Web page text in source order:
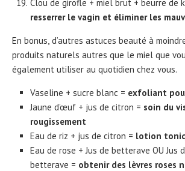
Clou de girofle + miel brut + beurre de
resserrer le vagin et éliminer les
En bonus, d’autres astuces beauté à
produits naturels autres que le miel que
également utiliser au quotidien chez vous.
Vaseline + sucre blanc = exfoliant
Jaune d’œuf + jus de citron = soin du
rougissement
Eau de riz + jus de citron = lotion
Eau de rose + Jus de betterave OU Jus
betterave = obtenir des lèvres roses